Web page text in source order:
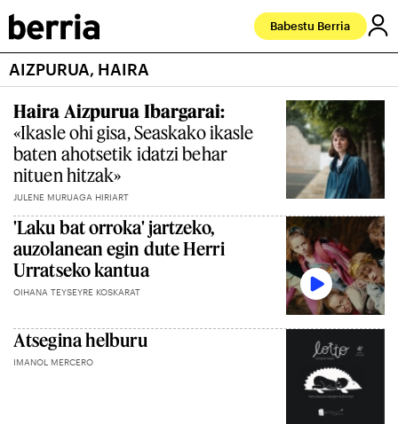
Babestu Berria
AIZPURUA, HAIRA
Haira Aizpurua Ibargarai:
«Ikasle ohi gisa, Seaskako ikasle
baten ahotsetik idatzi behar
nituen hitzak»
JULENE MURUAGA HIRIART
'Laku bat orroka' jartzeko,
auzolanean egin dute Herri
Urratseko kantua
OIHANA TEYSEYRE KOSKARAT
Atsegina helburu
IMANOL MERCERO